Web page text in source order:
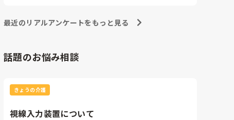
最近のリアルアンケートをもっと見る
話題のお悩み相談
きょうの介護
視線入力装置について